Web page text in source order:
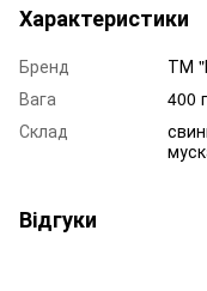
Характеристики
Бренд
ТМ
Вага
400 г
Склад
Відгуки